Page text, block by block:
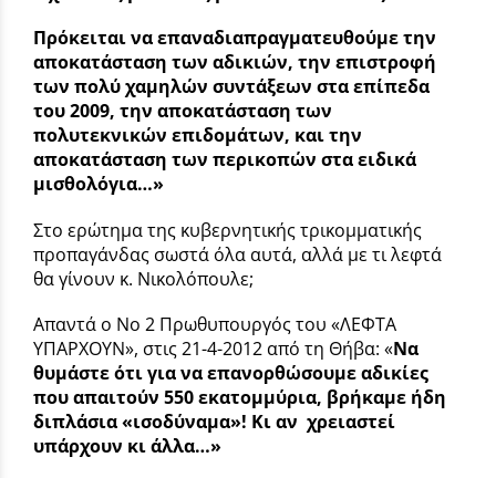
Πρόκειται να επαναδιαπραγματευθούμε την
αποκατάσταση των αδικιών, την επιστροφή
των πολύ χαμηλών συντάξεων στα επίπεδα
του 2009, την αποκατάσταση των
πολυτεκνικών επιδομάτων, και την
αποκατάσταση των περικοπών στα ειδικά
μισθολόγια…»
Στο ερώτημα της κυβερνητικής τρικομματικής
προπαγάνδας σωστά όλα αυτά, αλλά με τι λεφτά
θα γίνουν κ. Νικολόπουλε;
Απαντά ο Νο 2 Πρωθυπουργός του «ΛΕΦΤΑ
ΥΠΑΡΧΟΥΝ», στις 21-4-2012 από τη Θήβα: «Να
θυμάστε ότι για να επανορθώσουμε αδικίες
που απαιτούν 550 εκατομμύρια, βρήκαμε ήδη
διπλάσια «ισοδύναμα»! Κι αν χρειαστεί
υπάρχουν κι άλλα…»